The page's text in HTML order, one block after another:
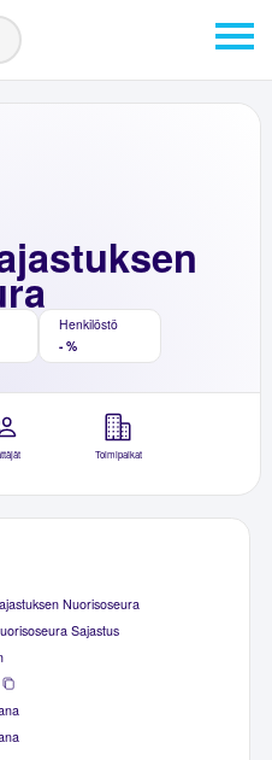
Henkilöstö
- %
Toimipaikat
Nuorisoseura
Sajastus